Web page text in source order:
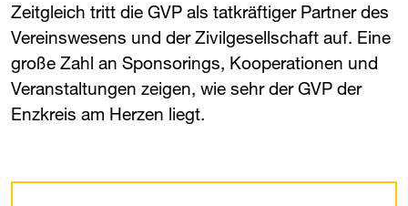
Zeitgleich tritt die ​ GVP ​ als tatkräftiger Partner des
Vereinswesens und der Zivilgesellschaft auf. Eine
große Zahl an Sponsorings, Kooperationen und
Veranstaltungen zeigen, wie sehr der ​GVP ​ der
Enzkreis am Herzen liegt.